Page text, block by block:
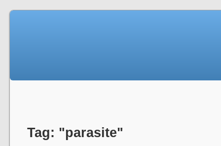
Tag: "parasite"